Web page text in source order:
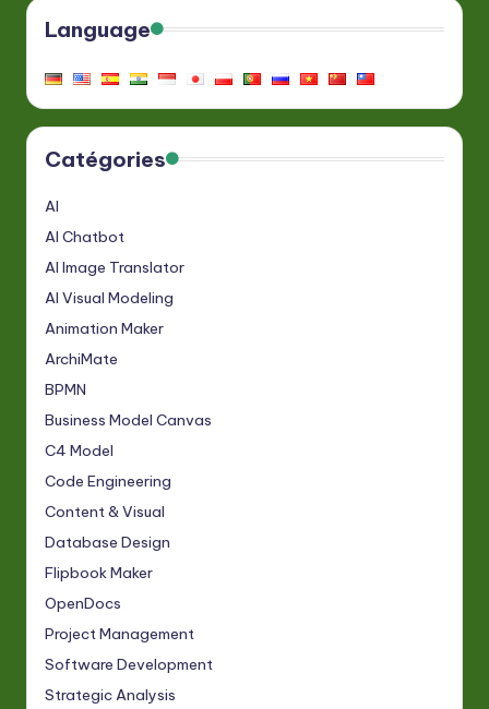
Language
Catégories
AI
AI Chatbot
AI Image Translator
AI Visual Modeling
Animation Maker
ArchiMate
BPMN
Business Model Canvas
C4 Model
Code Engineering
Content & Visual
Database Design
Flipbook Maker
OpenDocs
Project Management
Software Development
Strategic Analysis